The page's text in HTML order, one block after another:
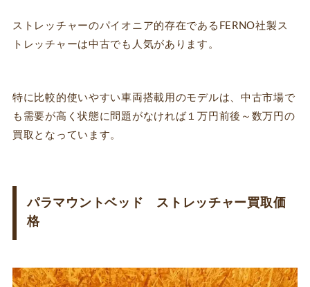
ストレッチャーのパイオニア的存在であるFERNO社製ス
トレッチャーは中古でも人気があります。
特に比較的使いやすい車両搭載用のモデルは、中古市場で
も需要が高く状態に問題がなければ１万円前後～数万円の
買取となっています。
パラマウントベッド ストレッチャー買取価
格